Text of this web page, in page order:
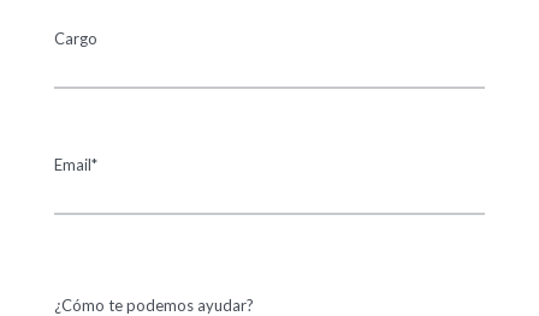
Cargo
Email*
¿Cómo te podemos ayudar?